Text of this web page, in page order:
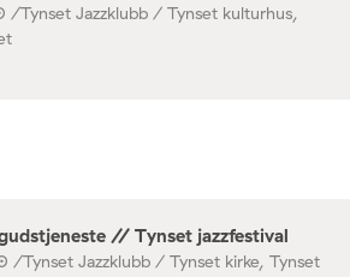
/Tynset Jazzklubb / Tynset kulturhus,
// Tynset jazzfestival
/Tynset Jazzklubb / Tynset kirke, Tynset